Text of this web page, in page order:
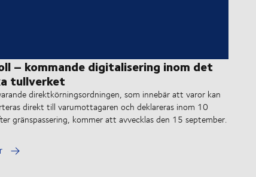
– kommande digitalisering inom det
tullverket
direktkörningsordningen, som innebär att varor kan
direkt till varumottagaren och deklareras inom 10
gränspassering, kommer att avvecklas den 15 september.